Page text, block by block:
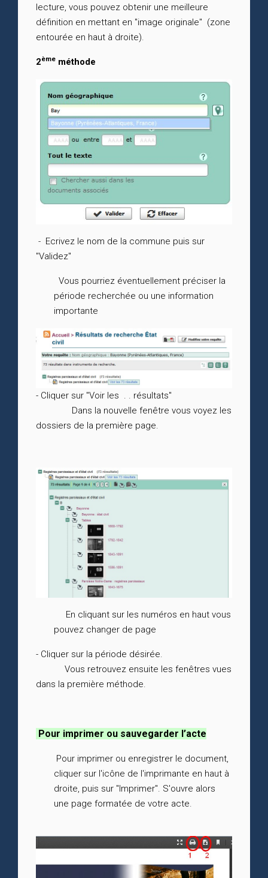
lecture, vous pouvez obtenir une meilleure
définition en mettant en "image originale" (zone
entourée en haut à droite).
2ème méthode
- Ecrivez le nom de la commune puis sur
"Validez"
Vous pourriez éventuellement préciser la
période recherchée ou une information
importante
- Cliquer sur "Voir les . . résultats"
Dans la nouvelle fenêtre vous voyez les
dossiers de la première page.
En cliquant sur les numéros en haut vous
pouvez changer de page
- Cliquer sur la période désirée.
Vous retrouvez ensuite les fenêtres vues
dans la première méthode.
Pour imprimer ou sauvegarder l’acte
Pour imprimer ou enregistrer le document,
cliquer sur l'icône de l'imprimante en haut à
droite, puis sur "Imprimer". S'ouvre alors
une page formatée de votre acte.